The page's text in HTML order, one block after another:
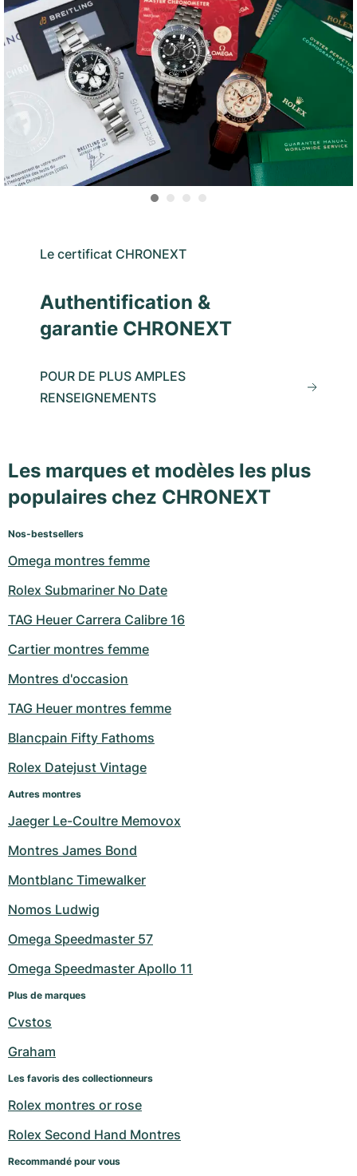
Le certificat CHRONEXT
Authentification &
garantie CHRONEXT
POUR DE PLUS AMPLES
RENSEIGNEMENTS
Les marques et modèles les plus
populaires chez CHRONEXT
Nos-bestsellers
Omega montres femme
Rolex Submariner No Date
TAG Heuer Carrera Calibre 16
Cartier montres femme
Montres d'occasion
TAG Heuer montres femme
Blancpain Fifty Fathoms
Rolex Datejust Vintage
Autres montres
Jaeger Le-Coultre Memovox
Montres James Bond
Montblanc Timewalker
Nomos Ludwig
Omega Speedmaster 57
Omega Speedmaster Apollo 11
Plus de marques
Cvstos
Graham
Les favoris des collectionneurs
Rolex montres or rose
Rolex Second Hand Montres
Recommandé pour vous